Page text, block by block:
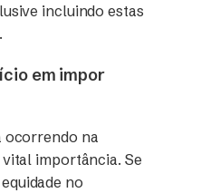
incluindo estas
em impor
ocorrendo na
importância. Se
no